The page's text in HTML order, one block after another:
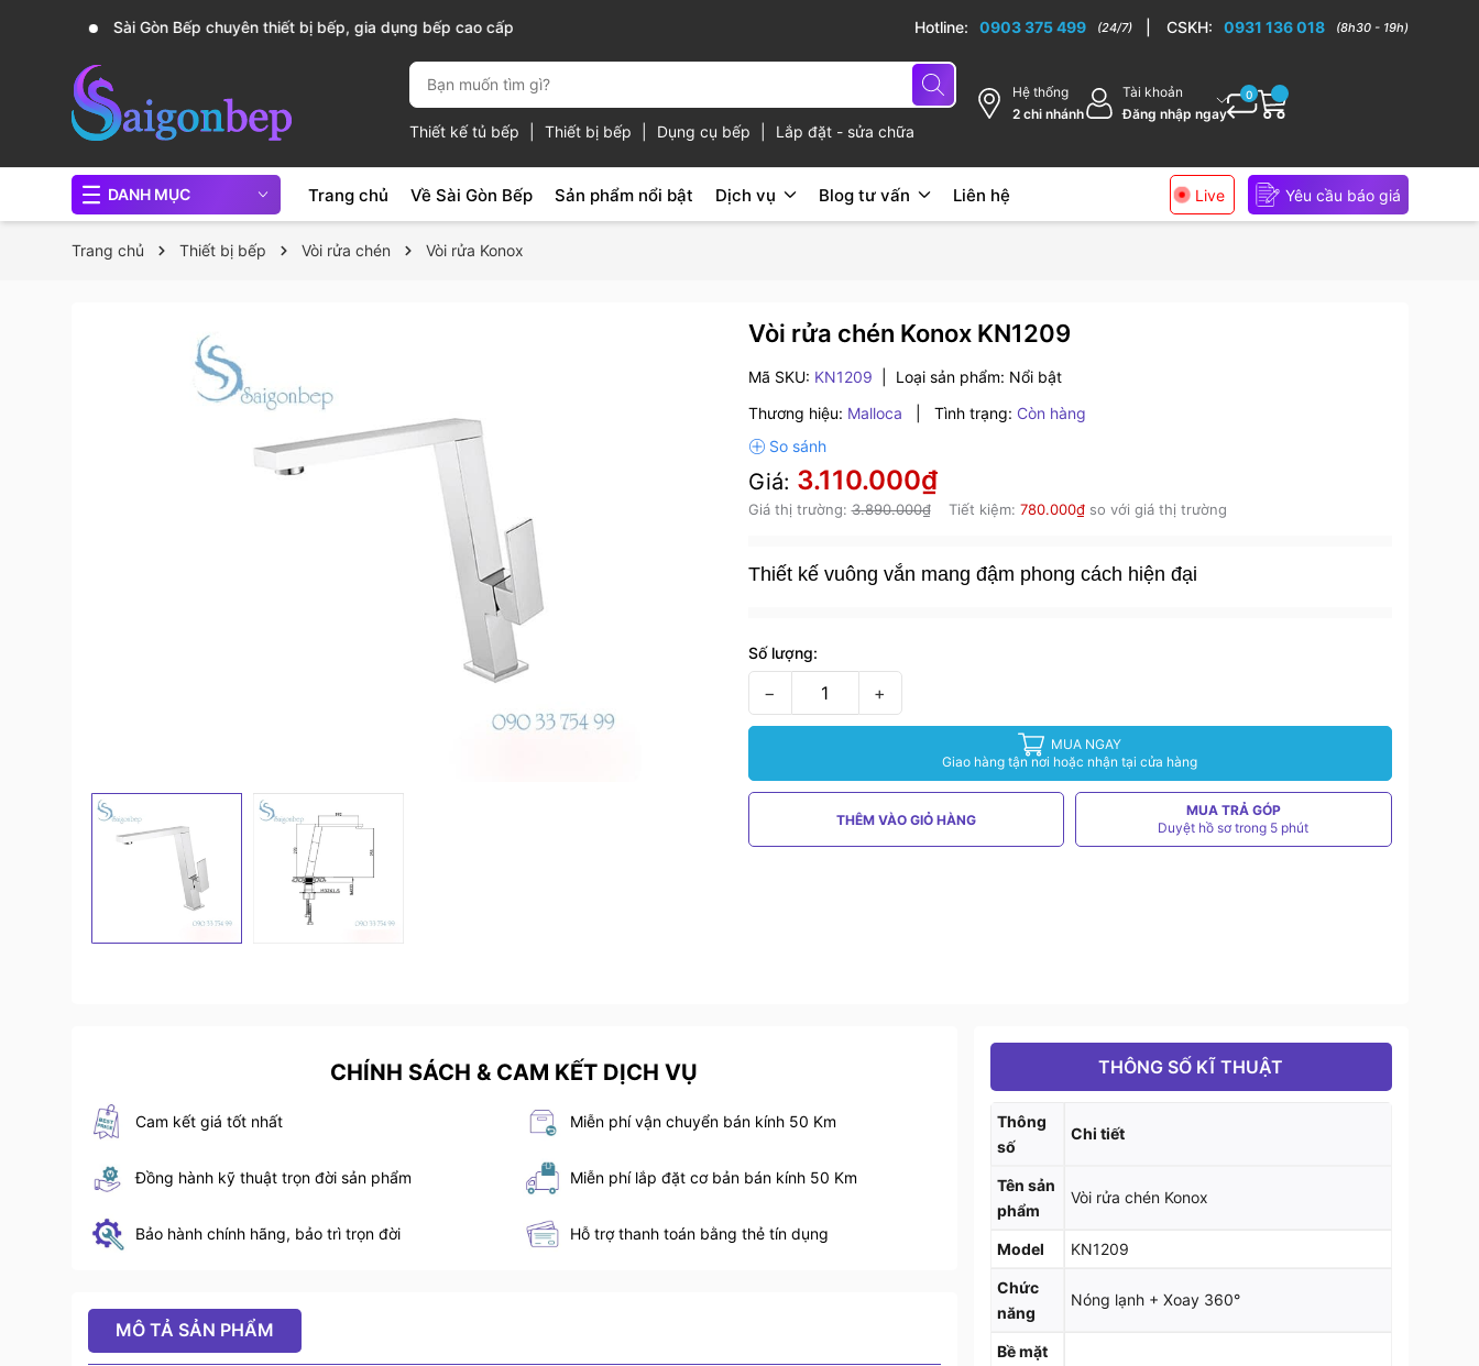
Sài Gòn Bếp chuyên thiết bị bếp, gia dụng bếp cao cấp Hotline: 0903 375 499 (24/7) CSKH: 0931 136 018 (8h30 - 19h)
Thiết kế tủ bếp Thiết bị bếp Dụng cụ bếp Lắp đặt - sửa chữa
Hệ thống
2 chi nhánh
Tài khoản
Đăng nhập ngay
0
DANH MỤC Trang chủ Về Sài Gòn Bếp Sản phẩm nổi bật Dịch vụ Blog tư vấn Liên hệ Live Yêu cầu báo giá
Trang chủ Thiết bị bếp Vòi rửa chén Vòi rửa Konox
Vòi rửa chén Konox KN1209
Mã SKU: KN1209 Loại sản phẩm: Nổi bật
Thương hiệu: Malloca Tình trạng: Còn hàng
Giá: 3.110.000₫
Giá thị trường:3.890.000₫ Tiết kiệm: 780.000₫so với giá thị trường
Thiết kế vuông vắn mang đậm phong cách hiện đại
Số lượng:
− +
MUA NGAY
Giao hàng tận nơi hoặc nhận tại cửa hàng
THÊM VÀO GIỎ HÀNG
MUA TRẢ GÓP
Duyệt hồ sơ trong 5 phút
CHÍNH SÁCH & CAM KẾT DỊCH VỤ
Cam kết giá tốt nhất Miễn phí vận chuyển bán kính 50 Km
Đồng hành kỹ thuật trọn đời sản phẩm Miễn phí lắp đặt cơ bản bán kính 50 Km
Bảo hành chính hãng, bảo trì trọn đời Hỗ trợ thanh toán bằng thẻ tín dụng
MÔ TẢ SẢN PHẨM
THÔNG SỐ KĨ THUẬT
Thông
số
Chi tiết
Tên sản
phẩm
Vòi rửa chén Konox
Model KN1209
Chức
năng
Nóng lạnh + Xoay 360°
Bề mặt